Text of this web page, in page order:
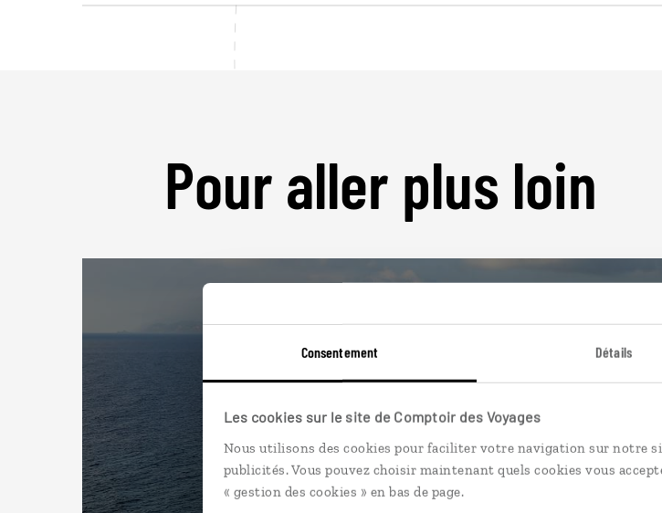
Consentement Détails
Les cookies sur le site de Comptoir des Voyages
Nous utilisons des cookies pour faciliter votre navigation sur notre
publicités. Vous pouvez choisir maintenant quels cookies vous
« gestion des cookies » en bas de page.
Pour aller plus loin
Nos 23 idées de